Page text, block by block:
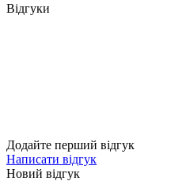
Відгуки
Додайте перший відгук
Написати відгук
Новий відгук